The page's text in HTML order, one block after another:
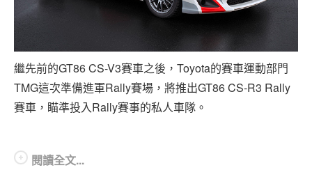
繼先前的GT86 CS-V3賽車之後，Toyota的賽車運動部門
TMG這次準備進軍Rally賽場，將推出GT86 CS-R3 Rally
賽車，瞄準投入Rally賽事的私人車隊。
閱讀全文...